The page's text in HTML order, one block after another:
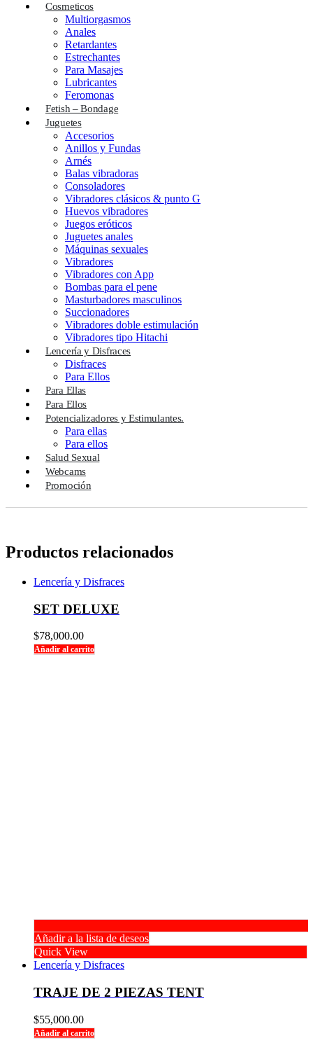
Cosmeticos
Multiorgasmos
Anales
Retardantes
Estrechantes
Para Masajes
Lubricantes
Feromonas
Fetish – Bondage
Juguetes
Accesorios
Anillos y Fundas
Arnés
Balas vibradoras
Consoladores
Vibradores clásicos & punto G
Huevos vibradores
Juegos eróticos
Juguetes anales
Máquinas sexuales
Vibradores
Vibradores con App
Bombas para el pene
Masturbadores masculinos
Succionadores
Vibradores doble estimulación
Vibradores tipo Hitachi
Lencería y Disfraces
Disfraces
Para Ellos
Para Ellas
Para Ellos
Potencializadores y Estimulantes.
Para ellas
Para ellos
Salud Sexual
Webcams
Promoción
Productos relacionados
Lencería y Disfraces
SET DELUXE
$78,000.00
Añadir al carrito
Añadir a la lista de deseos
Quick View
Lencería y Disfraces
TRAJE DE 2 PIEZAS TENT
$55,000.00
Añadir al carrito